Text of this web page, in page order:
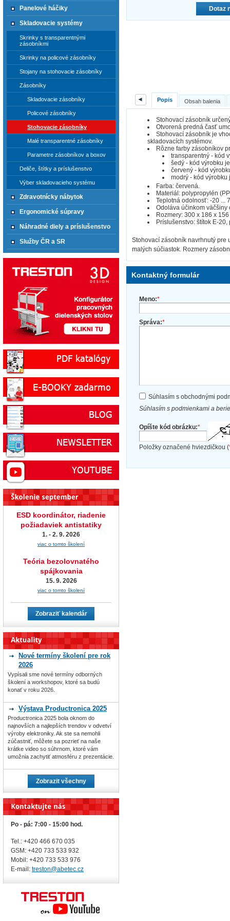
Dotaz
◄ Popis Obsah balenia
Stohovací zásobník
Otvorená predná časť
Stohovací zásobník je
skladovacích systémov.
Rôzne farby zásobníkov
transparentný - kód
šedý - kód výrobku
červený - kód
modrý - kód výrobku
Farba: červená.
Materiál: polypropylén
Teplotná odolnosť: -20 ...
Odoláva účinkom
Rozmery: 300 x 186 x 156
Príslušenstvo: štítok E-
Stohovací zásobník navrhnutý
malých súčiastok. Rozmery
Kontaktný formulár
Meno:*
Správa:*
Súhlasím s obchodnými
Súhlasím s podmienkami a
Opíšte kód obrázku:*
Položky označené hviezdičkou (
Panelové háčiky
Skladovacie systémy
Skrinky s transparentnými
zásobníkmi
Skrinky na policové zásobníky
Stojany na stohovacie zásobníky
Zásobníky
Skladovacie zásobníky
Policové zásobníky
Stohovacie zásobníky
Malé transparentné zásobníky
Parametre zásobníkov a boxov
Deliče, štítky a príslušenstvo
Výber skladovacieho systému
Zdravotnícky nábytok
Ergonomické súpravy
Náhradné diely a príslušenstvo
Služby ČR a SR
ESD koordinátor, riadenie
požiadaviek antistatiky
1. - 2. 9. 2026
viac o tomto školení
Teória bezolovnatého
spájkovania
15. 9. 2026
viac o tomto školení
Zobraziť kalendár
Nové termíny školení pre rok
2026
Vypísali sme nové termíny odborných
školení a workshopov, ktoré sa budú
konať v roku 2026.
Výstava Productronica 2025
Productronica 2025 bola oknom do
najnovších a najlepších trendov v odvetví
výroby elektroniky. Ak ste sa nemohli
zúčastniť, môžete sa pozrieť na naše
krátke video so súhrnom, ktoré vám
umožnia zachytiť atmosféru z prezentácie.
Zobrazit všechny
Po - pá: 7:00 - 15:00 hod.
Tel.: +420 466 670 035
GSM: +420 733 533 932
Mobil: +420 733 533 976
E-mail: treston@abetec.cz